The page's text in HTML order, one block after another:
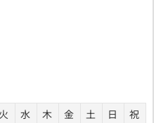
火 水 木 金 土 日
祝